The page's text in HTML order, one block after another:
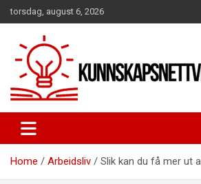
Skip
to
torsdag, august 6, 2026
Home Arbeidsliv Slik kan du få mer ut